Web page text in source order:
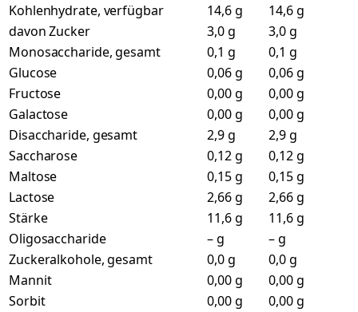
Kohlenhydrate, verfügbar
14,6 g
14,6 g
davon Zucker
3,0 g
3,0 g
Monosaccharide, gesamt
0,1 g
0,1 g
Glucose
0,06 g
0,06 g
Fructose
0,00 g
0,00 g
Galactose
0,00 g
0,00 g
Disaccharide, gesamt
2,9 g
2,9 g
Saccharose
0,12 g
0,12 g
Maltose
0,15 g
0,15 g
Lactose
2,66 g
2,66 g
Stärke
11,6 g
11,6 g
Oligosaccharide
– g
– g
Zuckeralkohole, gesamt
0,0 g
0,0 g
Mannit
0,00 g
0,00 g
Sorbit
0,00 g
0,00 g